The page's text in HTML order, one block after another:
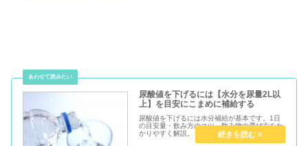
尿酸値を下げるには【水分を尿量2L以
上】を目安にこまめに補給する
尿酸値を下げるには水分補給が基本です。1日
の目安量・飲み方のコツ・飲み物の選び方をわ
かりやすく解説。シリカ水の選び方や、ずぼら
でも続く飲み方の実例も紹介しています。